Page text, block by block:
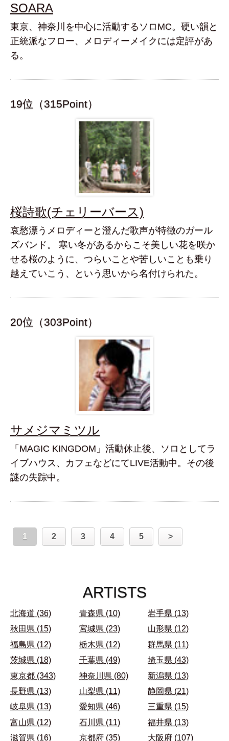
SOARA
東京、神奈川を中心に活動するソロMC。硬い韻と
正統派なフロー、メロディーメイクには定評があ
る。
19位（315Point）
桜詩歌(チェリーバース)
哀愁漂うメロディーと澄んだ歌声が特徴のガール
ズバンド。 寒い冬があるからこそ美しい花を咲か
せる桜のように、つらいことや苦しいことも乗り
越えていこう、という思いから名付けられた。
20位（303Point）
サメジマミツル
「MAGIC KINGDOM」活動休止後、ソロとしてラ
イブハウス、カフェなどにてLIVE活動中。その後
謎の失踪中。
1 2 3 4 5 >
ARTISTS
北海道 (36) 青森県 (10)
岩手県 (13)
秋田県 (15)
宮城県 (23)
山形県 (12)
福島県 (12)
栃木県 (12)
群馬県 (11)
茨城県 (18)
千葉県 (49)
埼玉県 (43)
東京都 (343)
神奈川県 (80)
新潟県 (13)
長野県 (13)
山梨県 (11)
静岡県 (21)
岐阜県 (13)
愛知県 (46)
三重県 (15)
富山県 (12)
石川県 (11)
福井県 (13)
滋賀県 (16)
京都府 (35)
大阪府 (107)